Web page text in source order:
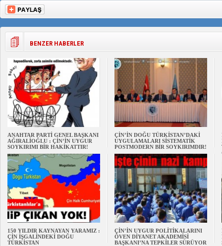
BENZER HABERLER
ANAHTAR PARTİ GENEL BAŞKANI
AĞIRALİOĞLU : ÇİN’İN UYGUR
SOYKIRIMI BİR HAKİKATTIR!
ÇİN’İN DOĞU TÜRKİSTAN’DAKİ
UYGULAMALARI SİSTEMATİK
POSTMODERN BİR SOYKIRIMDIR!
150 YILDIR KAYNAYAN YARAMIZ :
ÇİN İŞGALİNDEKİ DOĞU
TÜRKİSTAN
ÇİN’İN UYGUR POLİTİKALARINI
ÖVEN DİYANET AKADEMİSİ
BAŞKANI’NA TEPKİLER SÜRÜYOR